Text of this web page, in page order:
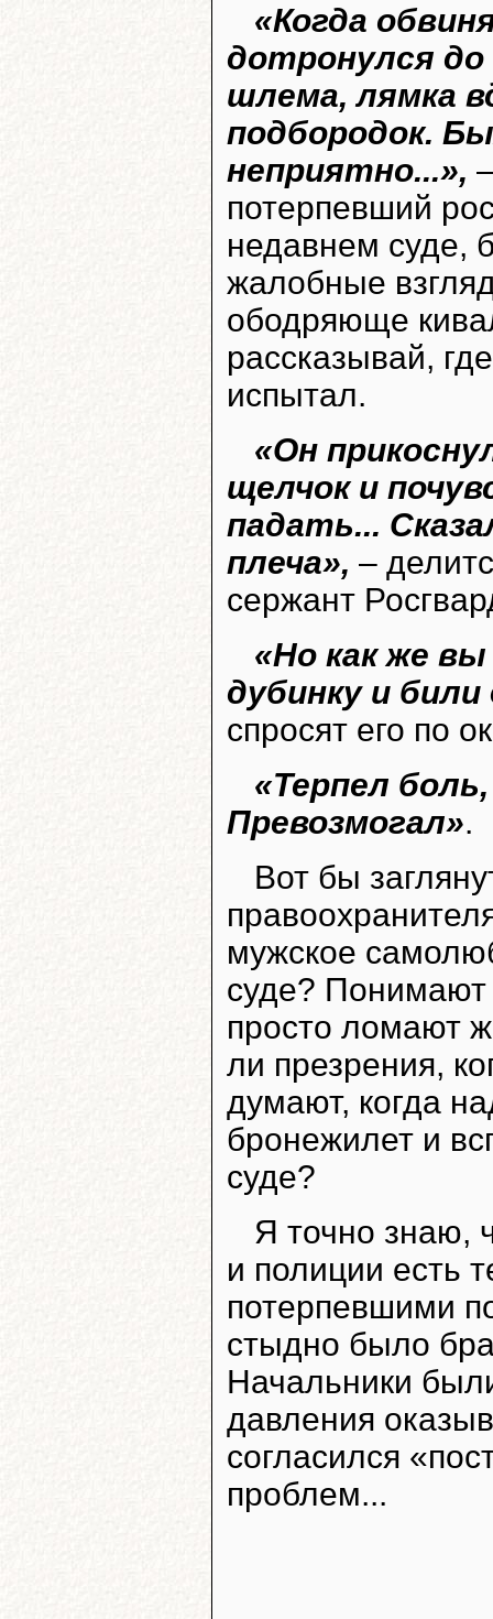
«Когда
дотронулся до
шлема, лямка
подбородок.
неприятно...»,
потерпевший
недавнем суде,
жалобные
ободряюще
рассказывай,
испытал.
«Он
щелчок и
падать...
плеча», –
сержант
«Но как же
дубинку и
спросят его по
«Терпел боль,
Превозмогал».
Вот бы
мужское
суде?
просто ломают
ли презрения,
думают, когда
бронежилет и
суде?
Я точно знаю,
и полиции есть
потерпевшими
стыдно было
Начальники
давления
согласился
проблем...